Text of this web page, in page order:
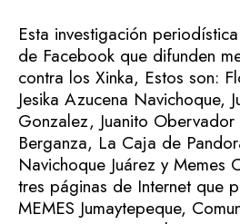
Esta investigación
de Facebook que difunden
contra los Xinka, Estos son:
Jesika Azucena Navichoque,
Gonzalez, Juanito Obervador
Berganza, La Caja de
Navichoque Juárez y Memes
tres páginas de Internet que
MEMES Jumaytepeque,